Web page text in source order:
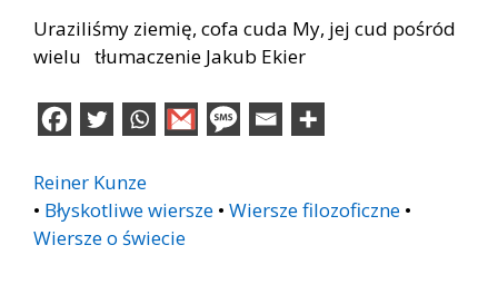
Uraziliśmy ziemię, cofa cuda My, jej cud pośród
wielu tłumaczenie Jakub Ekier
Reiner Kunze
• Błyskotliwe wiersze • Wiersze filozoficzne •
Wiersze o świecie